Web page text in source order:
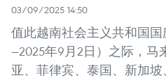
03/09/2025 14:50
值此越南社会主义共和国国
—2025年9月2日）之际，马
亚、菲律宾、泰国、新加坡